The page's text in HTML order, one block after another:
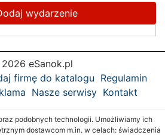
wydarzenie
eSanok.pl
firmę do katalogu Regulamin
Nasze serwisy Kontakt
podobnych technologii. Umożliwiamy ich
dostawcom m.in. w celach: świadczenia